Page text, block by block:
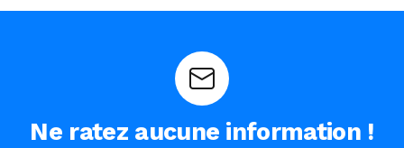
Ne ratez aucune information !